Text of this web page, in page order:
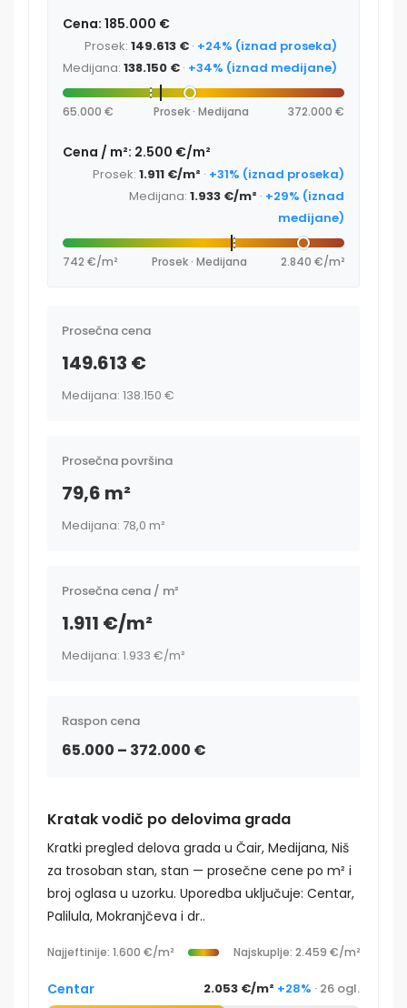
Cena: 185.000 €
Prosek: 149.613 € · +24% (iznad proseka)
Medijana: 138.150 € · +34% (iznad medijane)
65.000 € Prosek · Medijana 372.000 €
Cena / m²: 2.500 €/m²
Prosek: 1.911 €/m² · +31% (iznad proseka)
Medijana: 1.933 €/m² · +29% (iznad
medijane)
742 €/m² Prosek · Medijana 2.840 €/m²
Prosečna cena
149.613 €
Medijana: 138.150 €
Prosečna površina
79,6 m²
Medijana: 78,0 m²
Prosečna cena / m²
1.911 €/m²
Medijana: 1.933 €/m²
Raspon cena
65.000 – 372.000 €
Kratak vodič po delovima grada
Kratki pregled delova grada u Čair, Medijana, Niš
za trosoban stan, stan — prosečne cene po m² i
broj oglasa u uzorku. Uporedba uključuje: Centar,
Palilula, Mokranjčeva i dr..
Najjeftinije: 1.600 €/m² Najskuplje: 2.459 €/m²
Centar 2.053 €/m² +28% · 26 ogl.